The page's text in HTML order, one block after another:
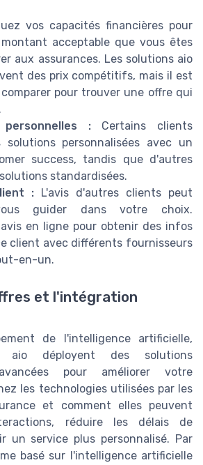
vos capacités financières pour
acceptable que vous êtes
aux assurances. Les solutions aio
des prix compétitifs, mais il est
pour trouver une offre qui
personnelles :Certains clients
personnalisées avec un
success, tandis que d'autres
standardisées.
: L'avis d'autres clients peut
guider dans votre choix.
en ligne pour obtenir des infos
client avec différents fournisseurs
en-un.
et l'intégration
de l'intelligence artificielle,
aio déployent des solutions
pour améliorer votre
les technologies utilisées par les
et comment elles peuvent
réduire les délais de
un service plus personnalisé. Par
basé sur l'intelligence artificielle